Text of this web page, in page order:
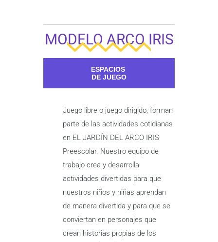
MODELO ARCO IRIS
ESPACIOS
DE JUEGO
Juego libre o juego dirigido, forman
parte de las actividades cotidianas
en EL JARDÍN DEL ARCO IRIS
Preescolar. Nuestro equipo de
trabajo crea y desarrolla
actividades divertidas para que
nuestros niños y niñas aprendan
de manera divertida y para que se
conviertan en personajes que
crean historias propias de los